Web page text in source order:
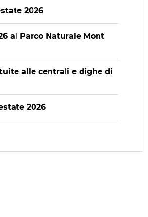
2026
al Parco Naturale Mont
alle centrali e dighe di
2026